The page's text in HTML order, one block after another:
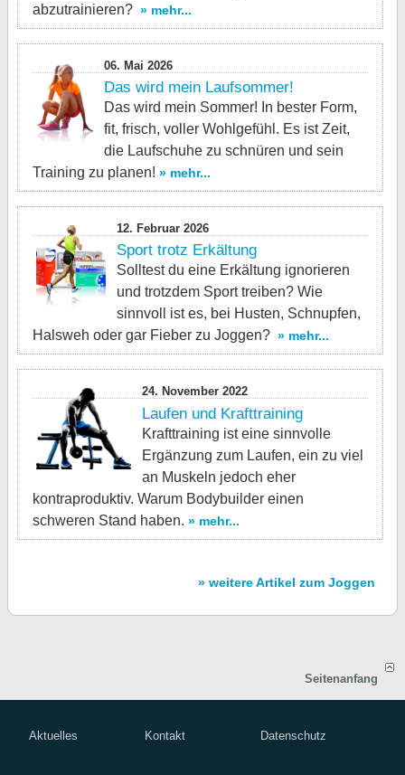
abzutrainieren? » mehr...
06. Mai 2026
Das wird mein Laufsommer!
Das wird mein Sommer! In bester Form,
fit, frisch, voller Wohlgefühl. Es ist Zeit,
die Laufschuhe zu schnüren und sein
Training zu planen! » mehr...
12. Februar 2026
Sport trotz Erkältung
Solltest du eine Erkältung ignorieren
und trotzdem Sport treiben? Wie
sinnvoll ist es, bei Husten, Schnupfen,
Halsweh oder gar Fieber zu Joggen? » mehr...
24. November 2022
Laufen und Krafttraining
Krafttraining ist eine sinnvolle
Ergänzung zum Laufen, ein zu viel
an Muskeln jedoch eher
kontraproduktiv. Warum Bodybuilder einen
schweren Stand haben. » mehr...
» weitere Artikel zum Joggen
Seitenanfang
Aktuelles Kontakt Datenschutz